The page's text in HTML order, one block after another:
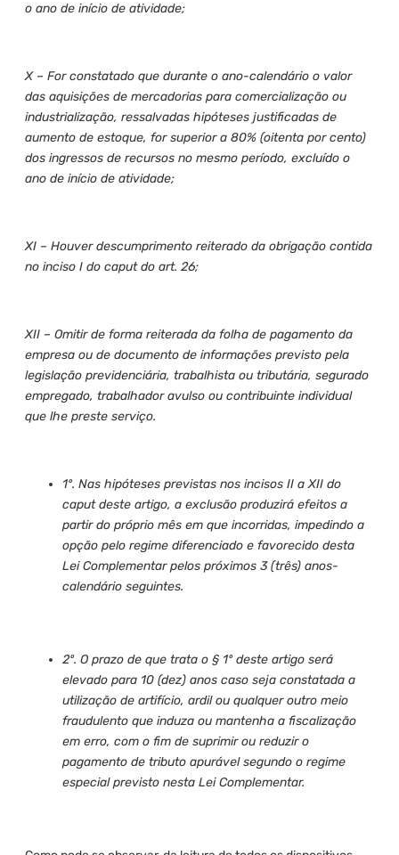
o ano de início de atividade;
X – For constatado que durante o ano-calendário o valor
das aquisições de mercadorias para comercialização ou
industrialização, ressalvadas hipóteses justificadas de
aumento de estoque, for superior a 80% (oitenta por cento)
dos ingressos de recursos no mesmo período, excluído o
ano de início de atividade;
XI – Houver descumprimento reiterado da obrigação contida
no inciso I do caput do art. 26;
XII – Omitir de forma reiterada da folha de pagamento da
empresa ou de documento de informações previsto pela
legislação previdenciária, trabalhista ou tributária, segurado
empregado, trabalhador avulso ou contribuinte individual
que lhe preste serviço.
1º. Nas hipóteses previstas nos incisos II a XII do
caput deste artigo, a exclusão produzirá efeitos a
partir do próprio mês em que incorridas, impedindo a
opção pelo regime diferenciado e favorecido desta
Lei Complementar pelos próximos 3 (três) anos-
calendário seguintes.
2º. O prazo de que trata o § 1º deste artigo será
elevado para 10 (dez) anos caso seja constatada a
utilização de artifício, ardil ou qualquer outro meio
fraudulento que induza ou mantenha a fiscalização
em erro, com o fim de suprimir ou reduzir o
pagamento de tributo apurável segundo o regime
especial previsto nesta Lei Complementar.